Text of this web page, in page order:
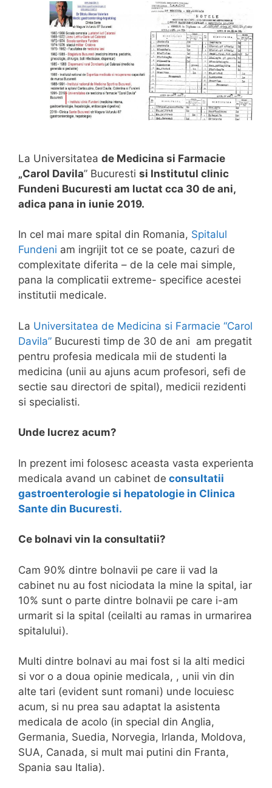
La Universitatea de Medicina si Farmacie
„Carol Davila” Bucuresti si Institutul clinic
Fundeni Bucuresti am luctat cca 30 de ani,
adica pana in iunie 2019.
In cel mai mare spital din Romania, Spitalul
Fundeni am ingrijit tot ce se poate, cazuri de
complexitate diferita – de la cele mai simple,
pana la complicatii extreme- specifice acestei
institutii medicale.
La Universitatea de Medicina si Farmacie “Carol
Davila” Bucuresti timp de 30 de ani am pregatit
pentru profesia medicala mii de studenti la
medicina (unii au ajuns acum profesori, sefi de
sectie sau directori de spital), medicii rezidenti
si specialisti.
Unde lucrez acum?
In prezent imi folosesc aceasta vasta experienta
medicala avand un cabinet de consultatii
gastroenterologie si hepatologie in Clinica
Sante din Bucuresti.
Ce bolnavi vin la consultatii?
Cam 90% dintre bolnavii pe care ii vad la
cabinet nu au fost niciodata la mine la spital, iar
10% sunt o parte dintre bolnavii pe care i-am
urmarit si la spital (ceilalti au ramas in urmarirea
spitalului).
Multi dintre bolnavi au mai fost si la alti medici
si vor o a doua opinie medicala, , unii vin din
alte tari (evident sunt romani) unde locuiesc
acum, si nu prea sau adaptat la asistenta
medicala de acolo (in special din Anglia,
Germania, Suedia, Norvegia, Irlanda, Moldova,
SUA, Canada, si mult mai putini din Franta,
Spania sau Italia).